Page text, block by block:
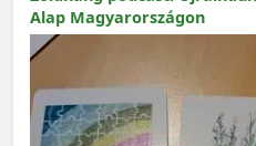
Alap Magyarországon